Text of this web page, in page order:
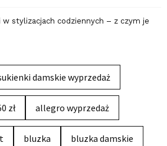
stylizacjach codziennych – z czym je
damskie wyprzedaż
zł allegro wyprzedaż
bluzka bluzka damskie